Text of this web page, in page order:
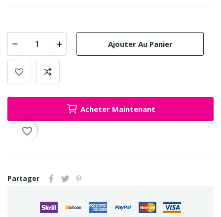
Ajouter Au Panier
Acheter Maintenant
favorite_border
Partager